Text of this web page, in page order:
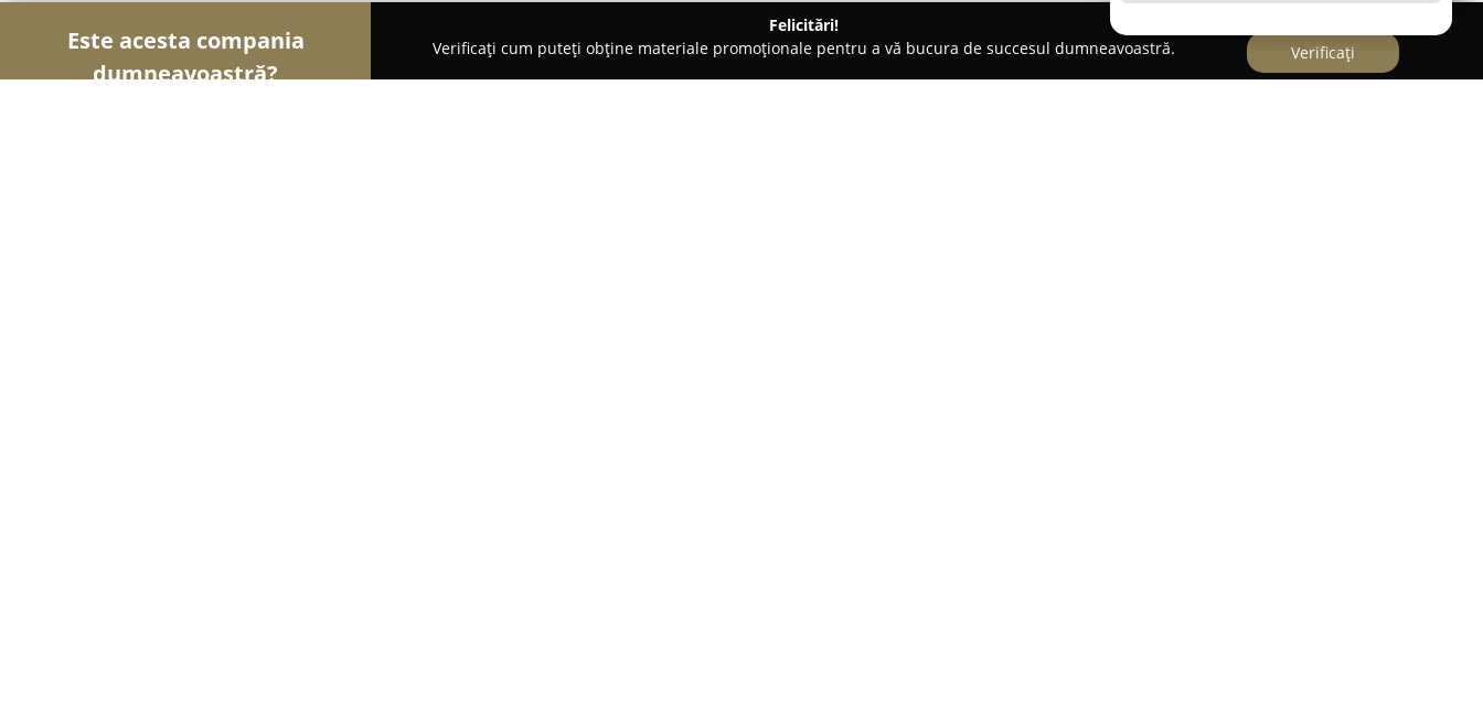
Este acesta compania
dumneavoastră?
Felicitări!
Verificați cum puteți obține materiale promoționale pentru a vă bucura de succesul dumneavoastră.
Verificați